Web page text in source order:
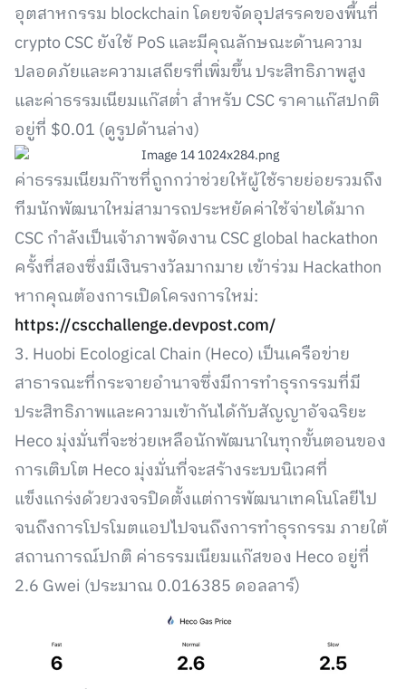
อุตสาหกรรม blockchain โดยขจัดอุปสรรคของพื้นที่
crypto CSC ยังใช้ PoS และมีคุณลักษณะด้านความ
ปลอดภัยและความเสถียรที่เพิ่มขึ้น ประสิทธิภาพสูง
และค่าธรรมเนียมแก๊สต่ำ สำหรับ CSC ราคาแก๊สปกติ
อยู่ที่ $0.01 (ดูรูปด้านล่าง)
ค่าธรรมเนียมก๊าซที่ถูกกว่าช่วยให้ผู้ใช้รายย่อยรวมถึง
ทีมนักพัฒนาใหม่สามารถประหยัดค่าใช้จ่ายได้มาก
CSC กำลังเป็นเจ้าภาพจัดงาน CSC global hackathon
ครั้งที่สองซึ่งมีเงินรางวัลมากมาย เข้าร่วม Hackathon
หากคุณต้องการเปิดโครงการใหม่:
https://cscchallenge.devpost.com/
3. Huobi Ecological Chain (Heco) เป็นเครือข่าย
สาธารณะที่กระจายอำนาจซึ่งมีการทำธุรกรรมที่มี
ประสิทธิภาพและความเข้ากันได้กับสัญญาอัจฉริยะ
Heco มุ่งมั่นที่จะช่วยเหลือนักพัฒนาในทุกขั้นตอนของ
การเติบโต Heco มุ่งมั่นที่จะสร้างระบบนิเวศที่
แข็งแกร่งด้วยวงจรปิดตั้งแต่การพัฒนาเทคโนโลยีไป
จนถึงการโปรโมตแอปไปจนถึงการทำธุรกรรม ภายใต้
สถานการณ์ปกติ ค่าธรรมเนียมแก๊สของ Heco อยู่ที่
2.6 Gwei (ประมาณ 0.016385 ดอลลาร์)